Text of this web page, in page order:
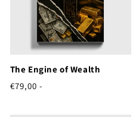
The Engine of Wealth
Normale
€79,00 -